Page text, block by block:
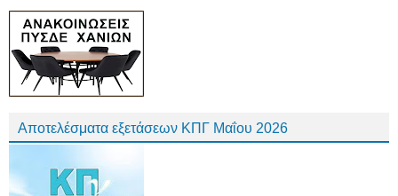
Αποτελέσματα εξετάσεων ΚΠΓ Μαΐου 2026